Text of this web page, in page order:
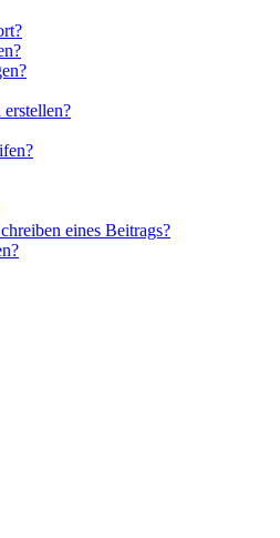
eines Beitrags?